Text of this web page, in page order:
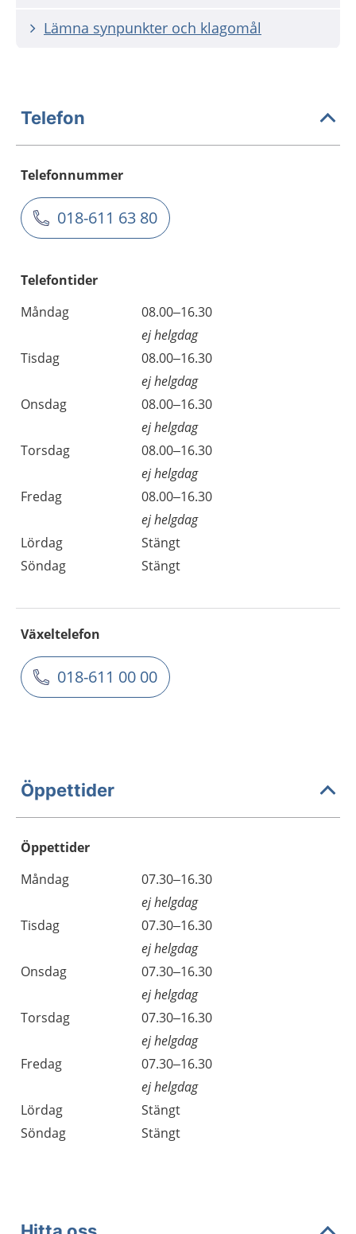
Lämna synpunkter och klagomål
Telefon
Telefonnummer
018-611 63 80
Telefontider
Måndag
08.00–16.30
ej helgdag
Tisdag
08.00–16.30
ej helgdag
Onsdag
08.00–16.30
ej helgdag
Torsdag
08.00–16.30
ej helgdag
Fredag
08.00–16.30
ej helgdag
Lördag
Stängt
Söndag
Stängt
Växeltelefon
018-611 00 00
Öppettider
Öppettider
Dag
Öppettider
Kommentarer
Måndag
07.30–16.30
ej helgdag
Tisdag
07.30–16.30
ej helgdag
Onsdag
07.30–16.30
ej helgdag
Torsdag
07.30–16.30
ej helgdag
Fredag
07.30–16.30
ej helgdag
Lördag
Stängt
Söndag
Stängt